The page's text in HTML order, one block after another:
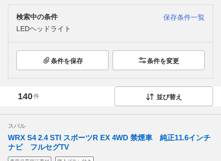
検索中の条件
保存条件一覧
LEDヘッドライト
条件を保存 条件を変更
140件 並び替え
スバル
WRX S4 2.4 STI スポーツR EX 4WD 禁煙車 純正11.6インチ
ナビ フルセグTV